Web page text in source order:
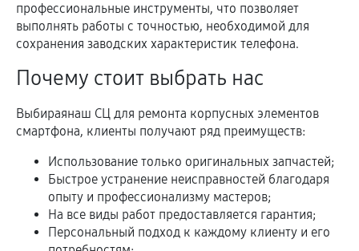
профессиональные инструменты, что позволяет
выполнять работы с точностью, необходимой для
сохранения заводских характеристик телефона.
Почему стоит выбрать нас
Выбираянаш СЦ для ремонта корпусных элементов
смартфона, клиенты получают ряд преимуществ:
Использование только оригинальных запчастей;
Быстрое устранение неисправностей благодаря
опыту и профессионализму мастеров;
На все виды работ предоставляется гарантия;
Персональный подход к каждому клиенту и его